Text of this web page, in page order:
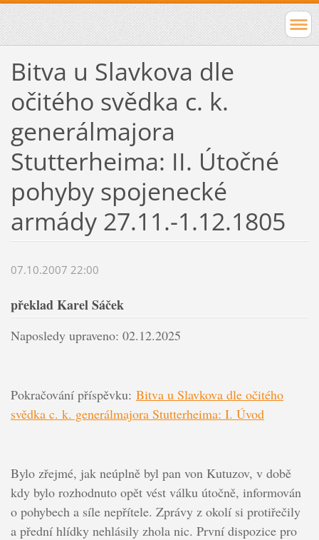
Bitva u Slavkova dle
očitého svědka c. k.
generálmajora
Stutterheima: II. Útočné
pohyby spojenecké
armády 27.11.-1.12.1805
07.10.2007 22:00
překlad Karel Sáček
Naposledy upraveno: 02.12.2025
Pokračování příspěvku: Bitva u Slavkova dle očitého
svědka c. k. generálmajora Stutterheima: I. Úvod
Bylo zřejmé, jak neúplně byl pan von Kutuzov, v době
kdy bylo rozhodnuto opět vést válku útočně, informován
o pohybech a síle nepřítele. Zprávy z okolí si protiřečily
a přední hlídky nehlásily zhola nic. První dispozice pro